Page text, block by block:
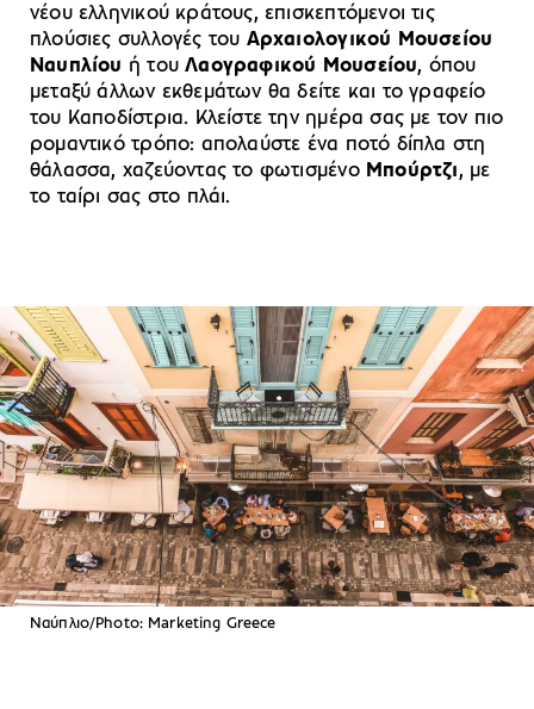
νέου ελληνικού κράτους, επισκεπτόμενοι τις
πλούσιες συλλογές του Αρχαιολογικού Μουσείου
Ναυπλίου ή τουΛαογραφικού Μουσείου, όπου
μεταξύ άλλων εκθεμάτων θα δείτε και το γραφείο
του Καποδίστρια. Κλείστε την ημέρα σας με τον πιο
ρομαντικό τρόπο: απολαύστε ένα ποτό δίπλα στη
θάλασσα, χαζεύοντας το φωτισμένο Μπούρτζι, με
το ταίρι σας στο πλάι.
Ναύπλιο/Photo: Marketing Greece